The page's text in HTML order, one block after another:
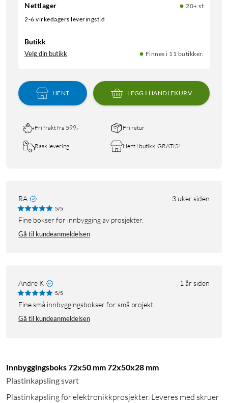
Nettlager
20+ st
2-6 virkedagers leveringstid
Butikk
Velg din butikk Finnes i 11 butikker.
HENT LEGG I HANDLEKURV
Fri frakt fra 599,- Fri retur
Rask levering Hent i butikk, GRATIS!
RA 3 uker siden
5/5
Fine bokser for innbygging av prosjekter.
Gå til kundeanmeldelsen
Andre K 1 år siden
5/5
Fine små innbyggingsbokser for små projekt.
Gå til kundeanmeldelsen
Innbyggingsboks 72x50 mm 72x50x28 mm
Plastinkapsling svart
Plastinkapsling for elektronikkprosjekter. Leveres med skruer